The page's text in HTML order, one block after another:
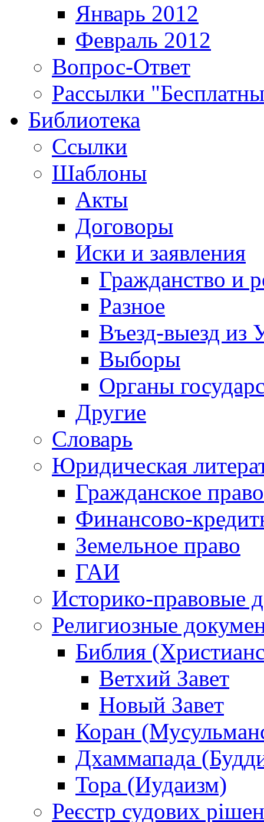
Январь 2012
Февраль 2012
Вопрос-Ответ
Рассылки
Библиотека
Ссылки
Шаблоны
Акты
Договоры
Иски и заявления
Гражданство и
Разное
Въезд-выезд из
Выборы
Органы
Другие
Словарь
Юридическая
Гражданское право
Финансово-
Земельное право
ГАИ
Историко-правовые
Религиозные
Библия
Ветхий Завет
Новый Завет
Коран
Дхаммапада
Тора (Иудаизм)
Реєстр судових